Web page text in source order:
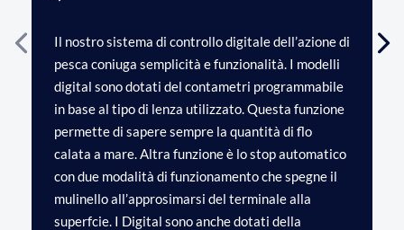
Il nostro sistema di controllo digitale dell’azione di
pesca coniuga semplicità e funzionalità. I modelli
digital sono dotati del contametri programmabile
in base al tipo di lenza utilizzato. Questa funzione
permette di sapere sempre la quantità di flo
calata a mare. Altra funzione è lo stop automatico
con due modalità di funzionamento che spegne il
mulinello all’approsimarsi del terminale alla
superfcie. I Digital sono anche dotati della